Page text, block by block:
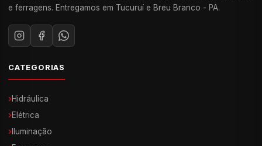
e ferragens. Entregamos em Tucuruí e Breu Branco - PA.
CATEGORIAS
›Hidráulica
›Elétrica
› Iluminação